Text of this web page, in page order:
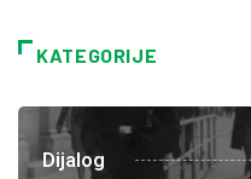
KATEGORIJE
Dijalog